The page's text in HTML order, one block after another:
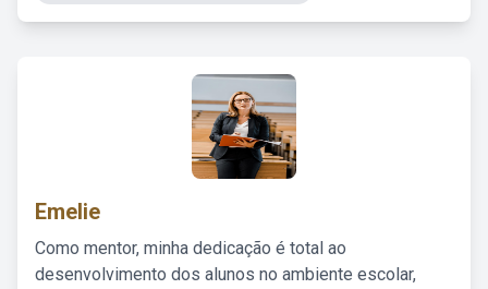
Emelie
Como mentor, minha dedicação é total ao
desenvolvimento dos alunos no ambiente escolar,